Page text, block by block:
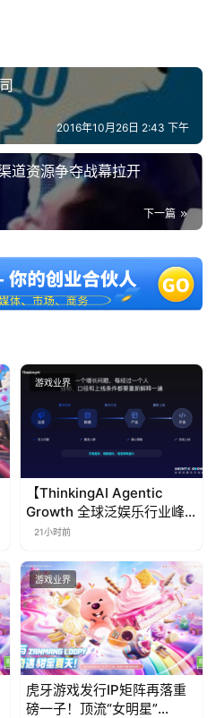
2016年10月26日 2:43 下午
道资源争夺战幕拉开
下一篇
游戏业界
【ThinkingAI Agentic
Growth 全球泛娱乐行业峰
会】Agent 时代，人到底负
21小时前
游戏业界
虎牙游戏发行IP矩阵再落重
磅一子！顶流“女明星”